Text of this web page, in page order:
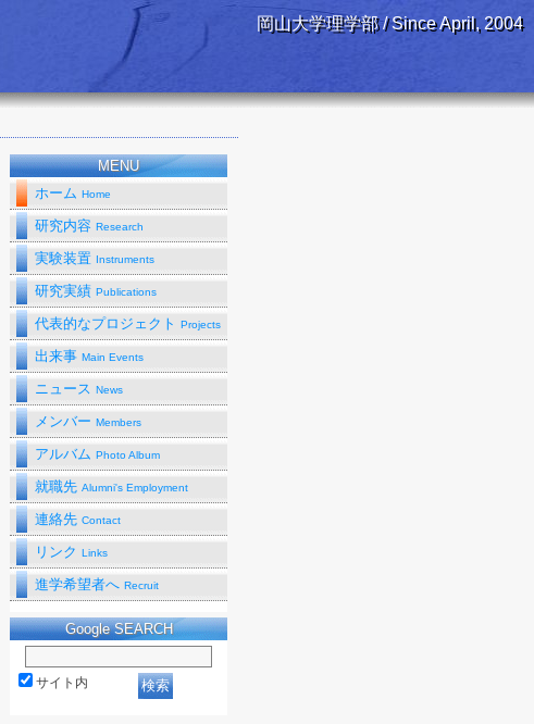
岡山大学理学部 / Since April, 2004
MENU
ホーム Home
研究内容 Research
実験装置 Instruments
研究実績 Publications
代表的なプロジェクト Projects
出来事 Main Events
ニュース News
メンバー Members
アルバム Photo Album
就職先 Alumni's Employment
連絡先 Contact
リンク Links
進学希望者へ Recruit
Google SEARCH
サイト内